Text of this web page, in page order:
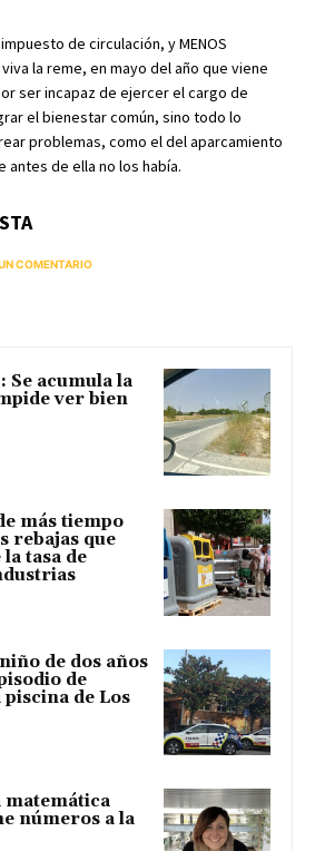
de circulación, y MENOS
viva la reme, en mayo del año que viene
ser incapaz de ejercer el cargo de
el bienestar común, sino todo lo
problemas, como el del aparcamiento
antes de ella no los había.
COMENTARIO
Se acumula la
ver bien
más tiempo
rebajas que
tasa de
de dos años
de
de Los
matemática
números a la